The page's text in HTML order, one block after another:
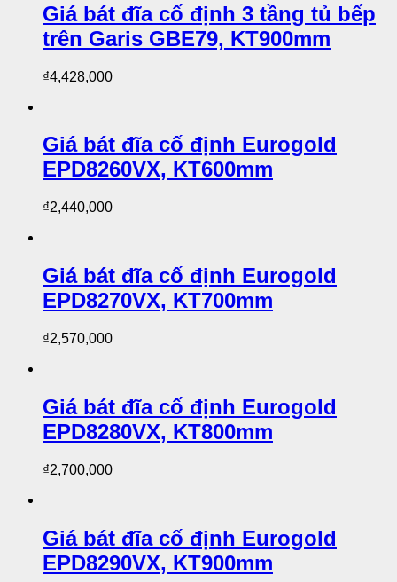
Giá bát đĩa cố định 3 tầng tủ bếp
trên Garis GBE79, KT900mm
₫4,428,000
Giá bát đĩa cố định Eurogold
EPD8260VX, KT600mm
₫2,440,000
Giá bát đĩa cố định Eurogold
EPD8270VX, KT700mm
₫2,570,000
Giá bát đĩa cố định Eurogold
EPD8280VX, KT800mm
₫2,700,000
Giá bát đĩa cố định Eurogold
EPD8290VX, KT900mm